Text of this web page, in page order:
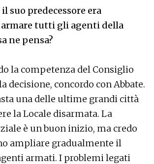
suo predecessore era
armare tutti gli agenti della
ne pensa?
la competenza del Consiglio
decisione, concordo con Abbate.
una delle ultime grandi città
la Locale disarmata. La
è un buon inizio, ma credo
ampliare gradualmente il
armati. I problemi legati